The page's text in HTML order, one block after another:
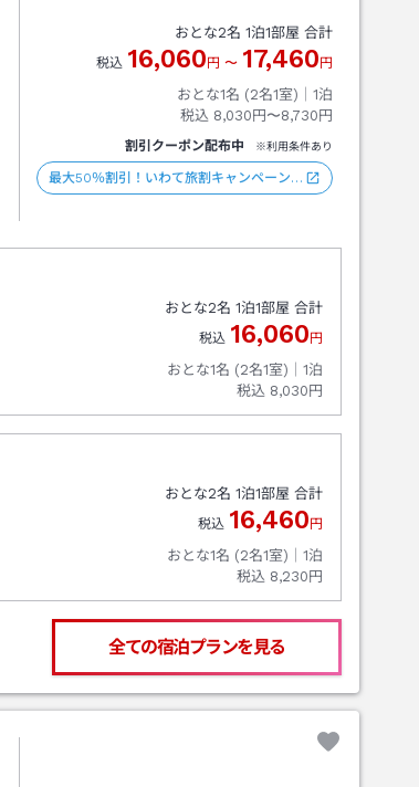
おとな2名 1泊1部屋 合計
税込 16,060 円 〜 17,460 円
おとな1名 (2名1室)｜ 1泊
税込 8,030円〜8,730円
割引クーポン配布中 ※利用条件あり
最大50％割引！いわて旅割キャンペーン…
おとな2名 1泊1部屋 合計
税込 16,060 円
おとな1名 (2名1室)｜ 1泊
税込 8,030円
おとな2名 1泊1部屋 合計
税込 16,460 円
おとな1名 (2名1室)｜ 1泊
税込 8,230円
全ての宿泊プランを見る